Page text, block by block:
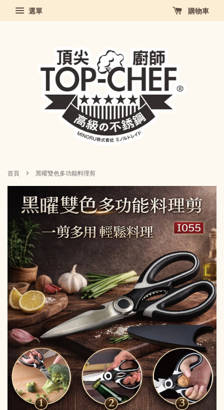
選單 購物車
首頁 › 黑曜雙色多功能料理剪